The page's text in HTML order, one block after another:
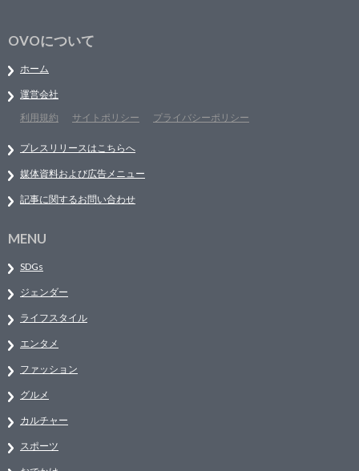
OVOについて
ホーム
運営会社
利用規約
サイトポリシー プライバシーポリシー
プレスリリースはこちらへ
媒体資料および広告メニュー
記事に関するお問い合わせ
MENU
SDGs
ジェンダー
ライフスタイル
エンタメ
ファッション
グルメ
カルチャー
スポーツ